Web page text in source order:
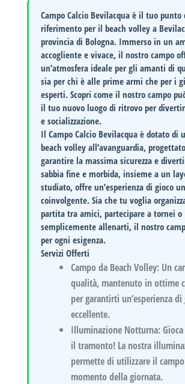
Campo Calcio Bevilacqua è il tuo punto
riferimento per il beach volley a
provincia di Bologna. Immerso in un
accogliente e vivace, il nostro campo
un’atmosfera ideale per gli amanti di
sia per chi è alle prime armi che per i
esperti. Scopri come il nostro campo
il tuo nuovo luogo di ritrovo per
e socializzazione.
IlCampo Calcio Bevilacqua è dotato di
beach volley all’avanguardia,
garantire la massima sicurezza e
sabbia fine e morbida, insieme a un
studiato, offre un’esperienza di gioco
coinvolgente. Sia che tu voglia
partita tra amici, partecipare a tornei o
semplicemente allenarti, il nostro
per ogni esigenza.
Servizi Offerti
Campo da Beach Volley:Un
qualità, mantenuto in ottime
per garantirti un’esperienza di
eccellente.
Illuminazione Notturna:Gioca
il tramonto! La nostra
permette di utilizzare il
momento della giornata.